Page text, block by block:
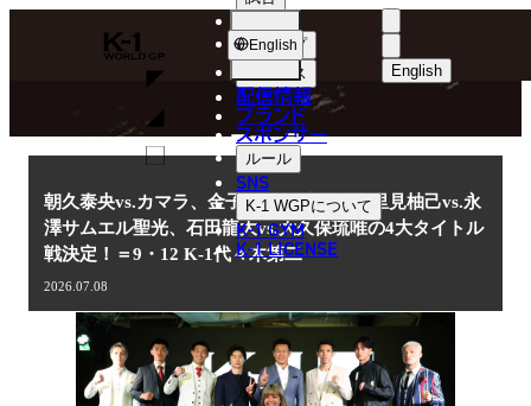
K-
WGP
English
한국어
中文（简体
ショップ
ニュース
配信情報
ブランド
スポンサー
ルール
SNS
K-1 WGPについて
K-1 GYM
K-1 LICENSE
English
NEWS
ニュース
朝久泰央vs.カマラ、金子晃大vs.璃明武、里見柚己vs.永
澤サムエル聖光、石田龍大vs.大久保琉唯の4大タイトル
戦決定！＝9・12 K-1代々木第二
2026.07.08